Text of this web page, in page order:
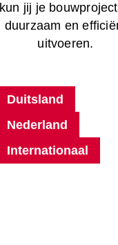
kun jij je
duurzaam en
uitvoeren.
Duitsland
Nederland
Internationaal